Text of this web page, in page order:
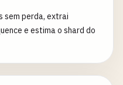
sem perda, extrai
e estima o shard do